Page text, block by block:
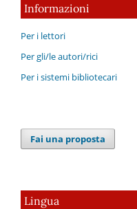
Informazioni
Per i lettori
Per gli/le autori/rici
Per i sistemi bibliotecari
Fai una proposta
Lingua